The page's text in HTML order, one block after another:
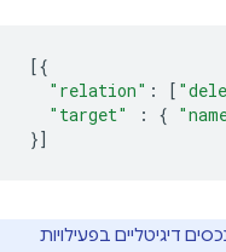
[{
"relation" : [
"target"
: {
}]
דיגיטליים בפעילויות